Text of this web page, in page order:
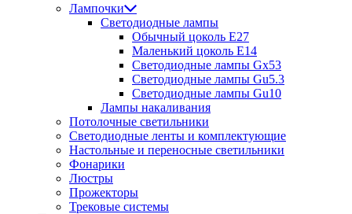
Лампочки
Светодиодные лампы
Обычный цоколь Е27
Маленький цоколь Е14
Светодиодные лампы Gx53
Светодиодные лампы Gu5.3
Светодиодные лампы Gu10
Лампы накаливания
Потолочные светильники
Светодиодные ленты и комплектующие
Настольные и переносные светильники
Фонарики
Люстры
Прожекторы
Трековые системы